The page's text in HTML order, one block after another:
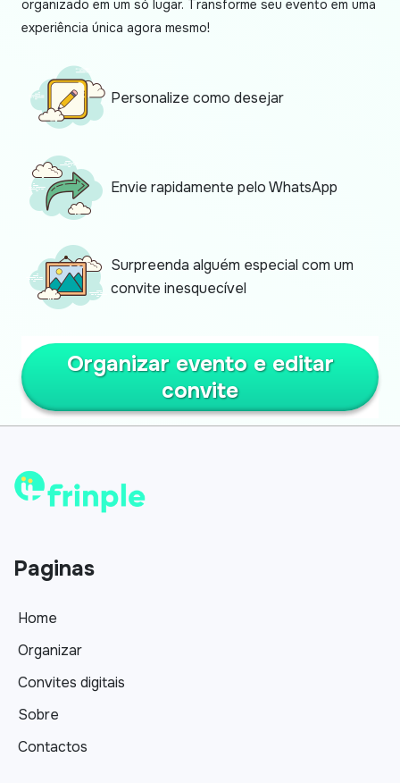
organizado em um só lugar. Transforme seu evento em uma
experiência única agora mesmo!
Personalize como desejar
Envie rapidamente pelo WhatsApp
Surpreenda alguém especial com um
convite inesquecível
Organizar evento e editar
convite
Paginas
Home
Organizar
Convites digitais
Sobre
Contactos